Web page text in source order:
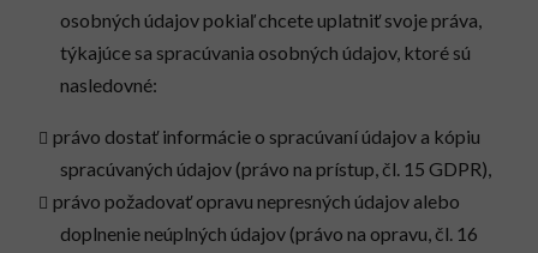
osobných údajov pokiaľ chcete uplatniť svoje práva,
týkajúce sa spracúvania osobných údajov, ktoré sú
nasledovné:
právo dostať informácie o spracúvaní údajov a kópiu
spracúvaných údajov (právo na prístup, čl. 15 GDPR),
právo požadovať opravu nepresných údajov alebo
doplnenie neúplných údajov (právo na opravu, čl. 16